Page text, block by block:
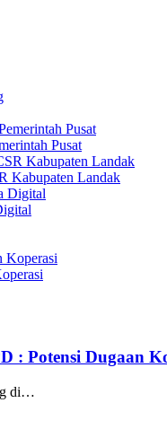
Pusat
Kabupaten Landak
: Potensi Dugaan
di…